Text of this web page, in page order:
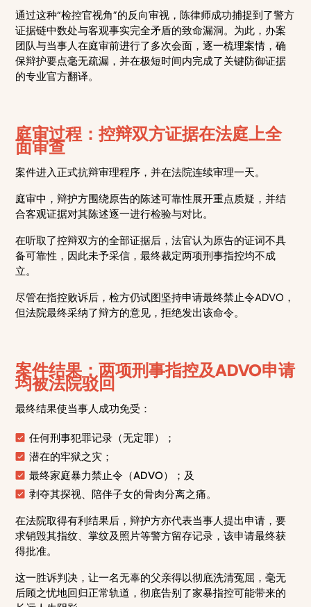
通过这种“检控官视角”的反向审视，陈律师成功捕捉到了警方
证据链中数处与客观事实完全矛盾的致命漏洞。为此，办案
团队与当事人在庭审前进行了多次会面，逐一梳理案情，确
保辩护要点毫无疏漏，并在极短时间内完成了关键防御证据
的专业官方翻译。
庭审过程：控辩双方证据在法庭上全
面审查
案件进入正式抗辩审理程序，并在法院连续审理一天。
庭审中，辩护方围绕原告的陈述可靠性展开重点质疑，并结
合客观证据对其陈述逐一进行检验与对比。
在听取了控辩双方的全部证据后，法官认为原告的证词不具
备可靠性，因此未予采信，最终裁定两项刑事指控均不成
立。
尽管在指控败诉后，检方仍试图坚持申请最终禁止令ADVO，
但法院最终采纳了辩方的意见，拒绝发出该命令。
案件结果：两项刑事指控及ADVO申请
均被法院驳回
最终结果使当事人成功免受：
任何刑事犯罪记录（无定罪）；
潜在的牢狱之灾；
最终家庭暴力禁止令（ADVO）；及
剥夺其探视、陪伴子女的骨肉分离之痛。
在法院取得有利结果后，辩护方亦代表当事人提出申请，要
求销毁其指纹、掌纹及照片等警方留存记录，该申请最终获
得批准。
这一胜诉判决，让一名无辜的父亲得以彻底洗清冤屈，毫无
后顾之忧地回归正常轨道，彻底告别了家暴指控可能带来的